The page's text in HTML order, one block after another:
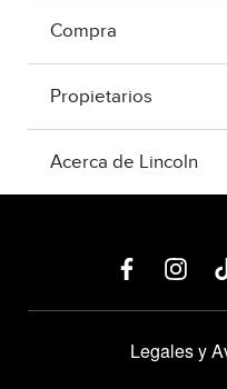
Compra
Propietarios
Acerca de Lincoln
Legales y